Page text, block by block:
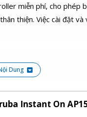
miễn phí, cho phép
thiện. Việc cài đặt và
(RW) Access
Dung
Instant On